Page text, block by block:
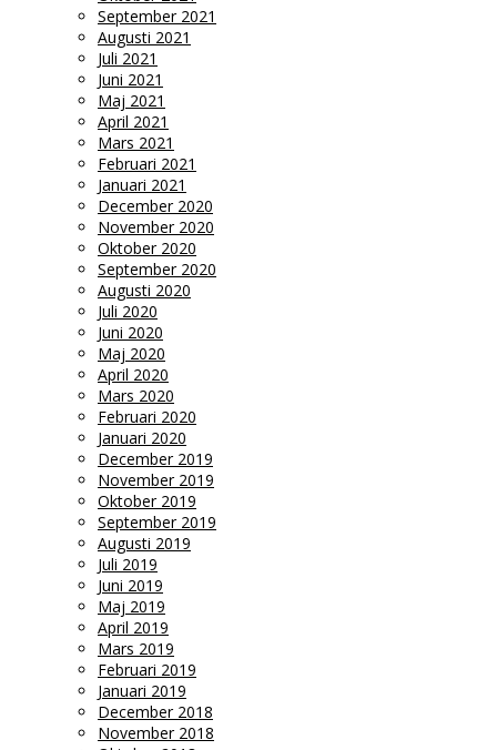
September 2021
Augusti 2021
Juli 2021
Juni 2021
Maj 2021
April 2021
Mars 2021
Februari 2021
Januari 2021
December 2020
November 2020
Oktober 2020
September 2020
Augusti 2020
Juli 2020
Juni 2020
Maj 2020
April 2020
Mars 2020
Februari 2020
Januari 2020
December 2019
November 2019
Oktober 2019
September 2019
Augusti 2019
Juli 2019
Juni 2019
Maj 2019
April 2019
Mars 2019
Februari 2019
Januari 2019
December 2018
November 2018